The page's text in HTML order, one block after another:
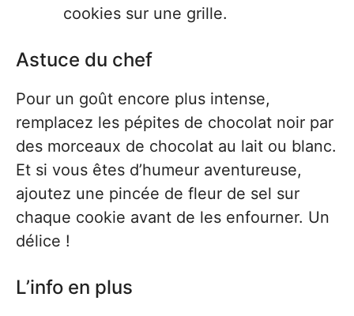
cookies sur une grille.
Astuce du chef
Pour un goût encore plus intense,
remplacez les pépites de chocolat noir par
des morceaux de chocolat au lait ou blanc.
Et si vous êtes d’humeur aventureuse,
ajoutez une pincée de fleur de sel sur
chaque cookie avant de les enfourner. Un
délice !
L’info en plus